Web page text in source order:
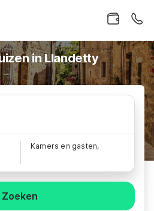
in Llandetty
Kamers en gasten,
Zoeken